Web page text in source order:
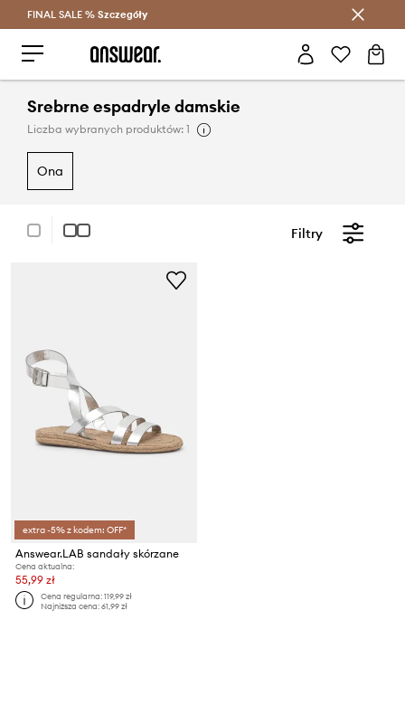
Oszczędzaj z Answear Club >
FINAL SALE % Szczegóły
Srebrne espadryle damskie
Liczba wybranych produktów: 1
ona
Filtry
extra -5% z kodem: OFF*
Answear.LAB sandały skórzane
Cena aktualna:
55,99 zł
Cena regularna:119,99 zł
Najniższa cena:61,99 zł